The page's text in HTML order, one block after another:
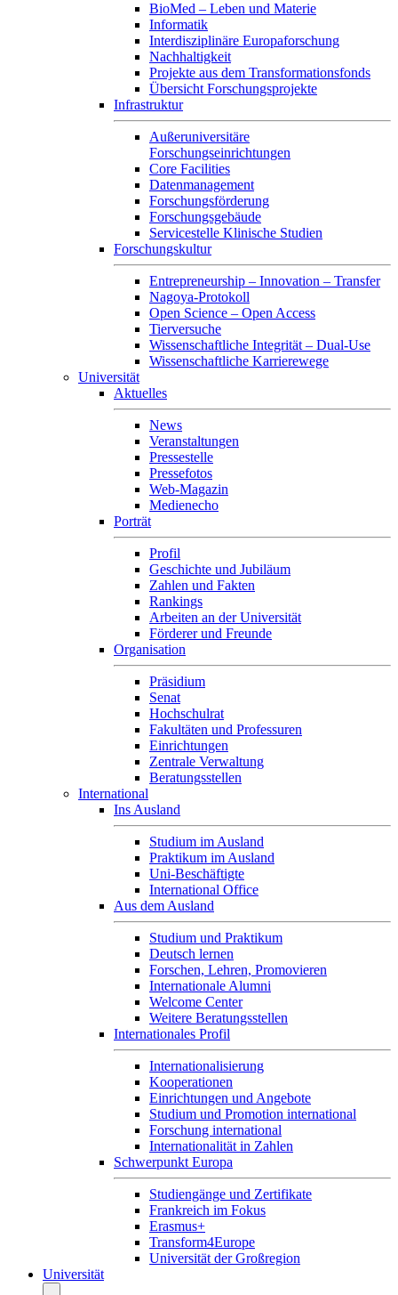
BioMed – Leben und Materie
Informatik
Interdisziplinäre Europaforschung
Nachhaltigkeit
Projekte aus dem Transformationsfonds
Übersicht Forschungsprojekte
Infrastruktur
Außeruniversitäre
Forschungseinrichtungen
Core Facilities
Datenmanagement
Forschungsförderung
Forschungsgebäude
Servicestelle Klinische Studien
Forschungskultur
Entrepreneurship – Innovation – Transfer
Nagoya-Protokoll
Open Science – Open Access
Tierversuche
Wissenschaftliche Integrität – Dual-Use
Wissenschaftliche Karrierewege
Universität
Aktuelles
News
Veranstaltungen
Pressestelle
Pressefotos
Web-Magazin
Medienecho
Porträt
Profil
Geschichte und Jubiläum
Zahlen und Fakten
Rankings
Arbeiten an der Universität
Förderer und Freunde
Organisation
Präsidium
Senat
Hochschulrat
Fakultäten und Professuren
Einrichtungen
Zentrale Verwaltung
Beratungsstellen
International
Ins Ausland
Studium im Ausland
Praktikum im Ausland
Uni-Beschäftigte
International Office
Aus dem Ausland
Studium und Praktikum
Deutsch lernen
Forschen, Lehren, Promovieren
Internationale Alumni
Welcome Center
Weitere Beratungsstellen
Internationales Profil
Internationalisierung
Kooperationen
Einrichtungen und Angebote
Studium und Promotion international
Forschung international
Internationalität in Zahlen
Schwerpunkt Europa
Studiengänge und Zertifikate
Frankreich im Fokus
Erasmus+
Transform4Europe
Universität der Großregion
Universität